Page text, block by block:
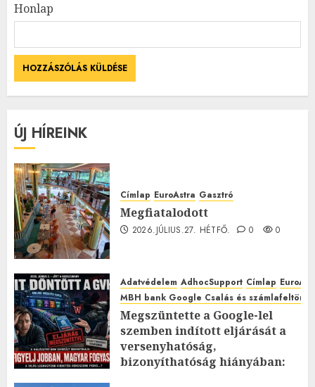
Honlap
ÚJ HÍREINK
Címlap EuroAstra Gasztró
Megfiatalodott
2026.JÚLIUS.27. HÉTFŐ. 0 0
Adatvédelem AdhocSupport Címlap
MBH bank Google Csalás és
Megszüntette a Google-lel
szemben indított eljárását a
versenyhatóság,
bizonyíthatóság hiányában: